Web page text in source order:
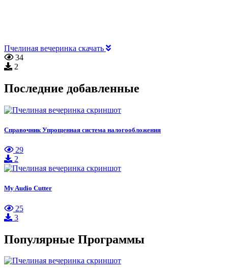
Пчелиная вечеринка скачать
34
2
Последние добавленные
Справочник Упрощенная система налогообложения
29
2
My Audio Cutter
25
3
Популярные Программы